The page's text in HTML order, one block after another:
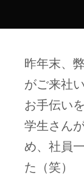
昨年末、
がご来社
お手伝い
学生さん
め、社員
た（笑）